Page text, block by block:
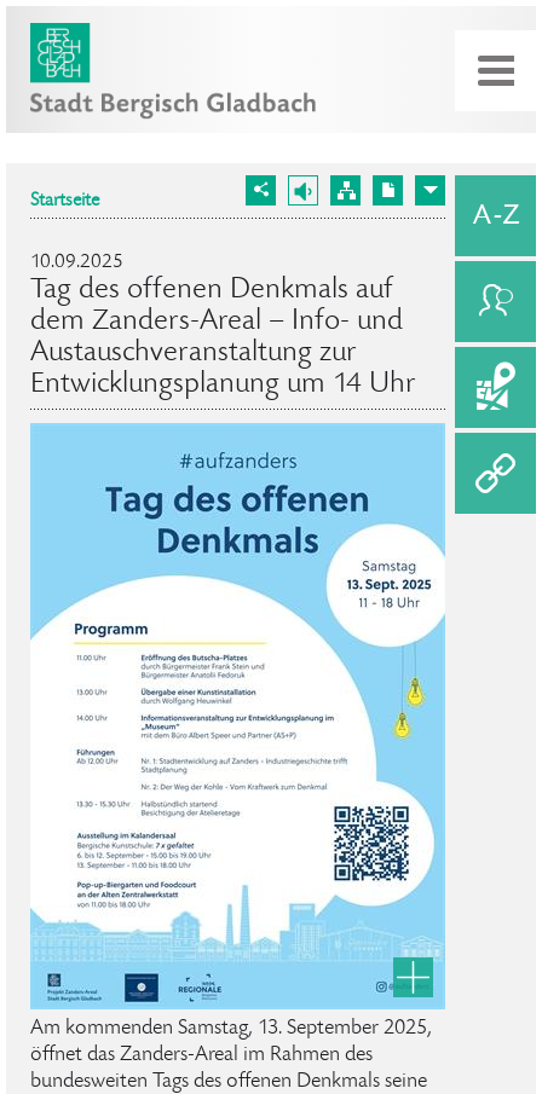
Startseite
10.09.2025
Tag des offenen Denkmals auf
dem Zanders-Areal – Info- und
Austauschveranstaltung zur
Entwicklungsplanung um 14 Uhr
Am kommenden Samstag, 13. September 2025,
öffnet das Zanders-Areal im Rahmen des
bundesweiten Tags des offenen Denkmals seine